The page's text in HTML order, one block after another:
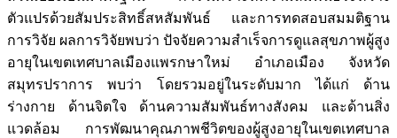
ตัวแปรด้วยสัมประสิทธิ์สหสัมพันธ์ และการทดสอบสมมติฐาน
การวิจัย ผลการวิจัยพบว่า ปัจจัยความสำเร็จการดูแลสุขภาพผู้สูง
อายุในเขตเทศบาลเมืองแพรกษาใหม่ อำเภอเมือง จังหวัด
สมุทรปราการ พบว่า โดยรวมอยู่ในระดับมาก ได้แก่ ด้าน
ร่างกาย ด้านจิตใจ ด้านความสัมพันธ์ทางสังคม และด้านสิ่ง
แวดล้อม การพัฒนาคุณภาพชีวิตของผู้สูงอายุในเขตเทศบาล